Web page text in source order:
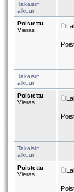
Takaisin
alkuun
Poistettu
Vieras
Takaisin
alkuun
Poistettu
Vieras
Takaisin
alkuun
Poistettu
Vieras